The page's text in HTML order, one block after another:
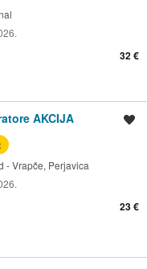
32 €
AKCIJA
- Vrapče, Perjavica
23 €